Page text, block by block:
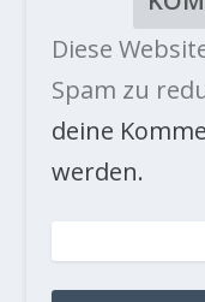
Diese
Spam zu
deine
werden.